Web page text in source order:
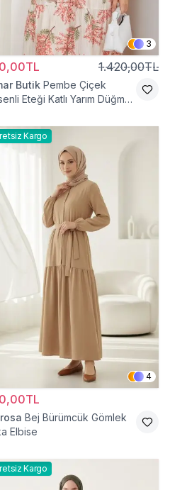
3
1.420,00TL
Butik Pembe Çiçek
Eteği Katlı Yarım Düğmeli
Kargo
4
Bej Bürümcük Gömlek
Elbise
Kargo